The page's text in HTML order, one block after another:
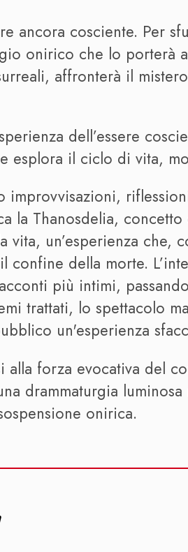
ancora cosciente. Per
onirico che lo porterà
affronterà il
dell’essere
esplora il ciclo di vita,
improvvisazioni,
la Thanosdelia,
un’esperienza che,
della morte.
più intimi,
trattati, lo spettacolo
un'esperienza
forza evocativa del
drammaturgia
onirica.